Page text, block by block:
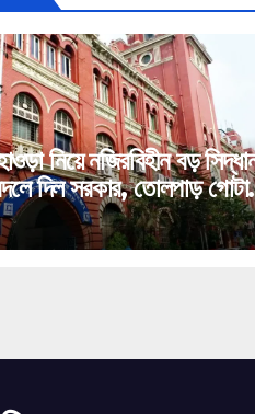
নিয়ে নজিরবিহীন বড়
দিল সরকার, তোলপাড় গোটা